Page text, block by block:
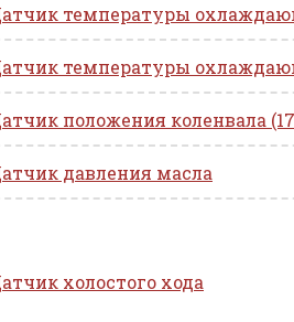
температуры
температуры
положения коленвала
давления масла
холостого хода